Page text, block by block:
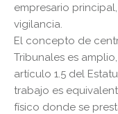
empresario
vigilancia.
El concepto de
Tribunales es
artículo 1.5 del
trabajo es
físico donde se